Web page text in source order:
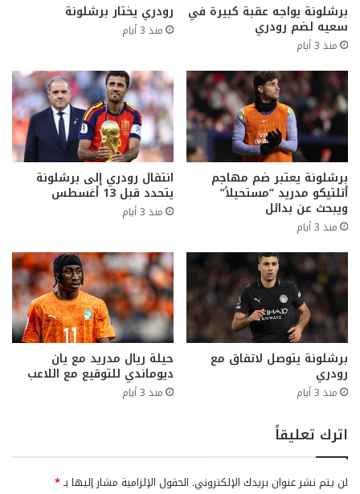
برشلونة يواجه عقبة كبيرة في
سعيه لضم رودري
منذ 3 أيام
رودري يختار برشلونة
منذ 3 أيام
برشلونة يعتبر ضم مهاجم
أتلتيكو مدريد “مستحيلاً”
ويبحث عن بدائل
منذ 3 أيام
انتقال رودري إلى برشلونة
يتحدد قبل 13 أغسطس
منذ 3 أيام
برشلونة يتوصل لاتفاق مع
رودري
منذ 3 أيام
حيلة ريال مدريد مع يان
ديوماندي للتوقيع مع اللاعب
منذ 3 أيام
اترك تعليقاً
لن يتم نشر عنوان بريدك الإلكتروني. الحقول الإلزامية مشار إليها بـ*